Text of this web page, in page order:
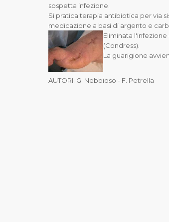
sospetta infezione.
Si pratica terapia antibiotica per via
medicazione a basi di argento e
Eliminata
(Condress).
La guarigione
AUTORI: G. Nebbioso - F. Petrella